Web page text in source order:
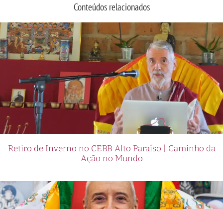
Conteúdos relacionados
Retiro de Inverno no CEBB Alto Paraíso | Caminho da
Ação no Mundo